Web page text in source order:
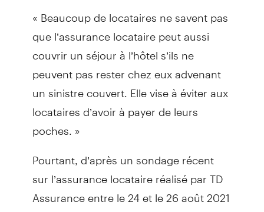
« Beaucoup de locataires ne savent pas
que l’assurance locataire peut aussi
couvrir un séjour à l’hôtel s’ils ne
peuvent pas rester chez eux advenant
un sinistre couvert. Elle vise à éviter aux
locataires d’avoir à payer de leurs
poches. »
Pourtant, d’après un sondage récent
sur l’assurance locataire réalisé par TD
Assurance entre le 24 et le 26 août 2021